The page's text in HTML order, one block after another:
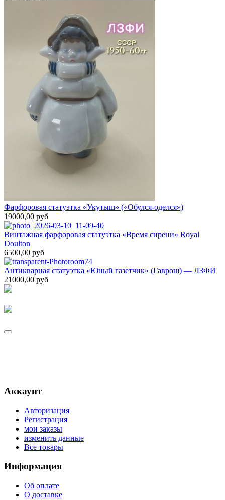
Фарфоровая статуэтка «Укутыш» («Обулся-оделся»)
19000,00 руб
Винтажная фарфоровая статуэтка «Время сирени» Royal
Doulton
6500,00 руб
Антикварная статуэтка «Юный газетчик» (Гаврош) — ЛЗФИ
21000,00 руб
Аккаунт
Авторизация
Регистрация
мои заказы
изменить данные
Все товары
Информация
Об оплате
О доставке